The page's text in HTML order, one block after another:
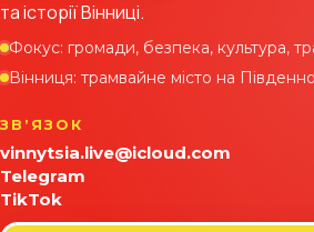
та історії Вінниці.
Фокус: громади, безпека, культура,
Вінниця: трамвайне місто на
ЗВʼЯЗОК
vinnytsia.live@icloud.com
Telegram
TikTok